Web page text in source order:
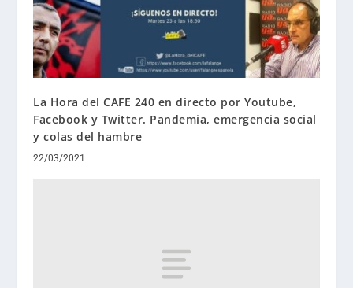
La Hora del CAFE 240 en directo por Youtube,
Facebook y Twitter. Pandemia, emergencia social
y colas del hambre
22/03/2021